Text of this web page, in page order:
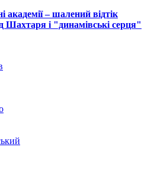
академії – шалений відтік
Шахтаря і "динамівські серця"